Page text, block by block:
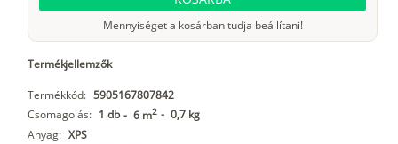
Mennyiséget a kosárban tudja beállítani!
Termékjellemzők
Termékkód: 5905167807842
Csomagolás: 1 db - 6 m2 - 0,7 kg
Anyag: XPS